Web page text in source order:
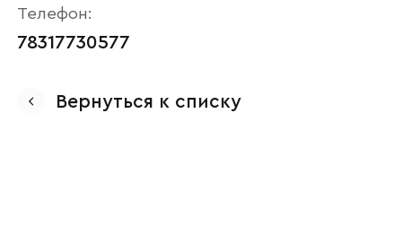
Телефон:
78317730577
Вернуться к списку